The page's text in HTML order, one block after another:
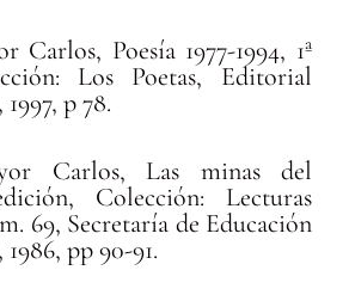
Carlos, Poesía 1977-1994, 1ª
Los Poetas, Editorial
p 78.
Carlos, Las minas del
Colección: Lecturas
69, Secretaría de Educación
pp 90-91.